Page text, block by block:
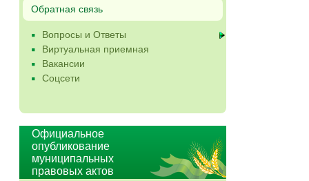
Обратная связь
Вопросы и Ответы
Виртуальная приемная
Вакансии
Соцсети
Официальное
опубликование
муниципальных
правовых актов